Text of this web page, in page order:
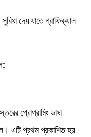
সুবিধা দেয় যাতে গ্রাফিক্যাল
প্রোগ্রামিং ভাষা
এটি প্রথম প্রকাশিত হয়